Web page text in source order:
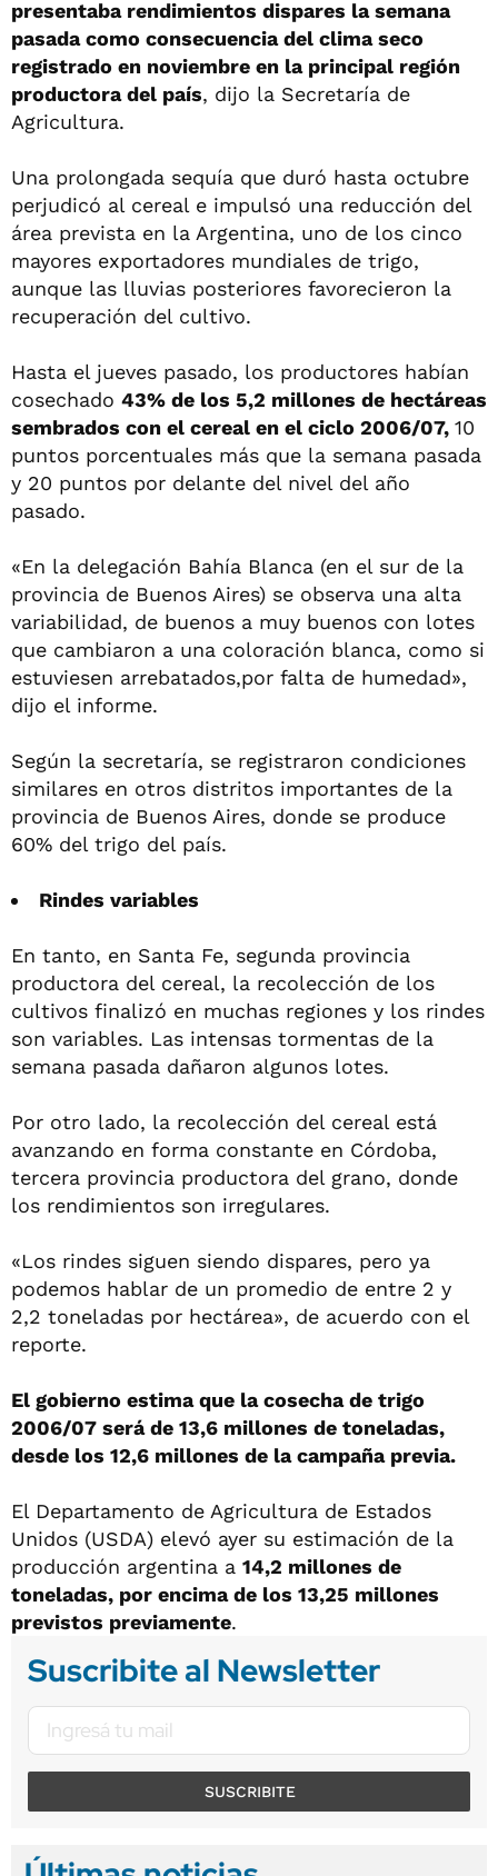
presentaba rendimientos dispares la semana
pasada como consecuencia del clima seco
registrado en noviembre en la principal región
productora del país, dijo la Secretaría de
Agricultura.
Una prolongada sequía que duró hasta octubre
perjudicó al cereal e impulsó una reducción del
área prevista en la Argentina, uno de los cinco
mayores exportadores mundiales de trigo,
aunque las lluvias posteriores favorecieron la
recuperación del cultivo.
Hasta el jueves pasado, los productores habían
cosechado 43% de los 5,2 millones de hectáreas
sembrados con el cereal en el ciclo 2006/07, 10
puntos porcentuales más que la semana pasada
y 20 puntos por delante del nivel del año
pasado.
«En la delegación Bahía Blanca (en el sur de la
provincia de Buenos Aires) se observa una alta
variabilidad, de buenos a muy buenos con lotes
que cambiaron a una coloración blanca, como si
estuviesen arrebatados,por falta de humedad»,
dijo el informe.
Según la secretaría, se registraron condiciones
similares en otros distritos importantes de la
provincia de Buenos Aires, donde se produce
60% del trigo del país.
Rindes variables
En tanto, en Santa Fe, segunda provincia
productora del cereal, la recolección de los
cultivos finalizó en muchas regiones y los rindes
son variables. Las intensas tormentas de la
semana pasada dañaron algunos lotes.
Por otro lado, la recolección del cereal está
avanzando en forma constante en Córdoba,
tercera provincia productora del grano, donde
los rendimientos son irregulares.
«Los rindes siguen siendo dispares, pero ya
podemos hablar de un promedio de entre 2 y
2,2 toneladas por hectárea», de acuerdo con el
reporte.
El gobierno estima que la cosecha de trigo
2006/07 será de 13,6 millones de toneladas,
desde los 12,6 millones de la campaña previa.
El Departamento de Agricultura de Estados
Unidos (USDA) elevó ayer su estimación de la
producción argentina a 14,2 millones de
toneladas, por encima de los 13,25 millones
previstos previamente.
Suscribite al Newsletter
SUSCRIBITE